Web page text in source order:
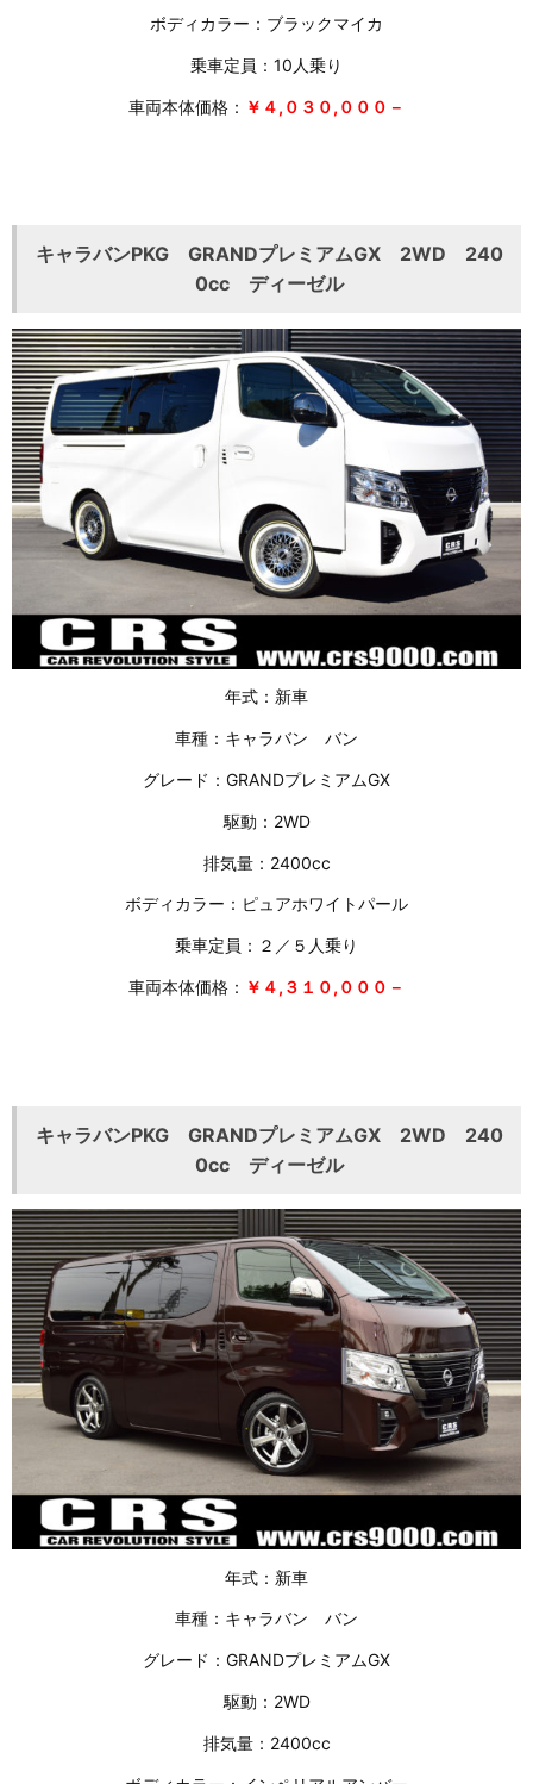
ボディカラー：ブラックマイカ
乗車定員：10人乗り
車両本体価格： ￥４,０３０,０００－
キャラバンPKG GRANDプレミアムGX 2WD 240
0cc ディーゼル
年式：新車
車種：キャラバン バン
グレード：GRANDプレミアムGX
駆動：2WD
排気量：2400cc
ボディカラー：ピュアホワイトパール
乗車定員：２／５人乗り
車両本体価格： ￥４,３１０,０００－
キャラバンPKG GRANDプレミアムGX 2WD 240
0cc ディーゼル
年式：新車
車種：キャラバン バン
グレード：GRANDプレミアムGX
駆動：2WD
排気量：2400cc